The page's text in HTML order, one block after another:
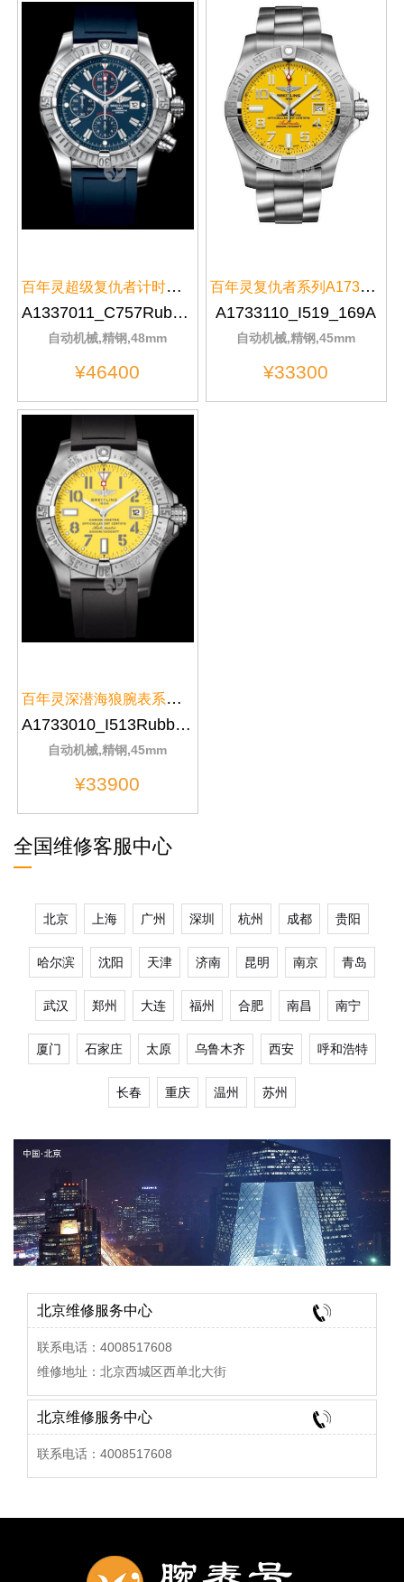
百年灵超级复仇者计时腕表系列A13...
A1337011_C757Rubber1
自动机械,精钢,48mm
¥46400
百年灵复仇者系列A1733110/I519/1...
A1733110_I519_169A
自动机械,精钢,45mm
¥33300
百年灵深潜海狼腕表系列A1733010/...
A1733010_I513Rubber1
自动机械,精钢,45mm
¥33900
全国维修客服中心
北京 上海 广州 深圳 杭州 成都 贵阳
哈尔滨 沈阳 天津 济南 昆明 南京 青岛
武汉 郑州 大连 福州 合肥 南昌 南宁
厦门 石家庄 太原 乌鲁木齐 西安 呼和浩特
长春 重庆 温州 苏州
北京维修服务中心
联系电话：4008517608
维修地址：北京西城区西单北大街
北京维修服务中心
联系电话：4008517608